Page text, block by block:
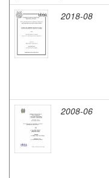
2018-08
2008-06